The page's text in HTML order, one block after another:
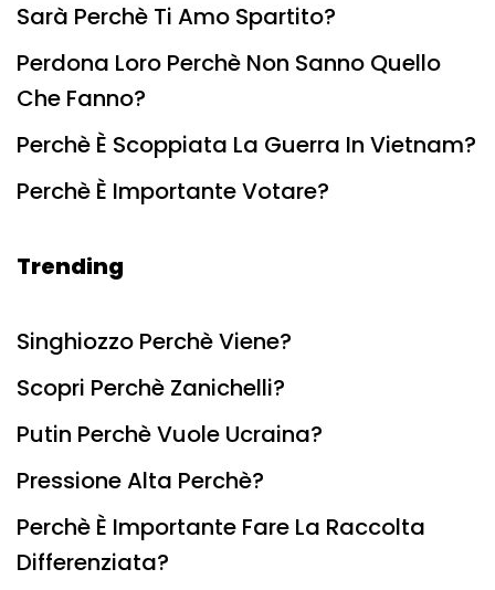
Sarà Perchè Ti Amo Spartito?
Perdona Loro Perchè Non Sanno Quello
Che Fanno?
Perchè È Scoppiata La Guerra In Vietnam?
Perchè È Importante Votare?
Trending
Singhiozzo Perchè Viene?
Scopri Perchè Zanichelli?
Putin Perchè Vuole Ucraina?
Pressione Alta Perchè?
Perchè È Importante Fare La Raccolta
Differenziata?